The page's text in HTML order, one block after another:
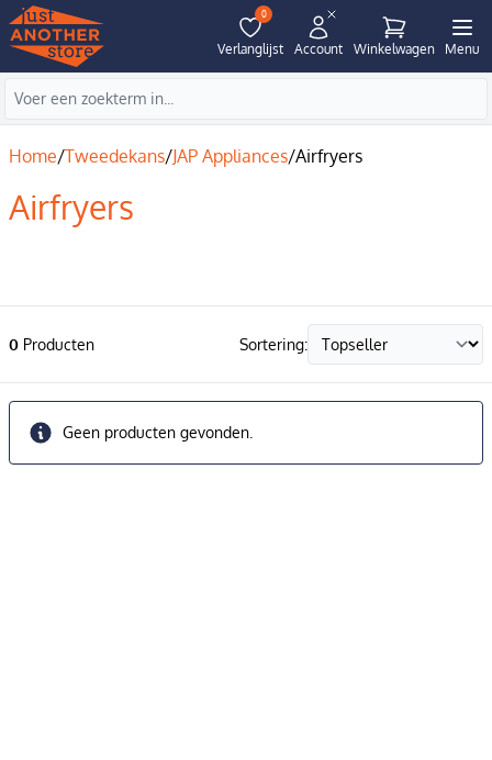
0
Verlanglijst Account Winkelwagen Menu
Home/Tweedekans/JAP Appliances/Airfryers
Airfryers
0 Producten Sortering:
Geen producten gevonden.